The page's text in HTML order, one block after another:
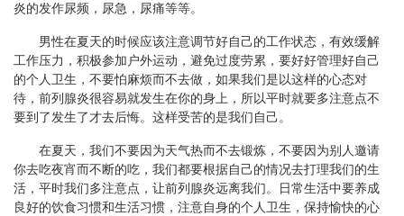
炎的发作尿频，尿急，尿痛等等。
男性在夏天的时候应该注意调节好自己的工作状态，有效缓解
工作压力，积极参加户外运动，避免过度劳累，要好好管理好自己
的个人卫生，不要怕麻烦而不去做，如果我们是以这样的心态对
待，前列腺炎很容易就发生在你的身上，所以平时就要多注意点不
要到了发生了才去后悔。这样受苦的是我们自己。
在夏天，我们不要因为天气热而不去锻炼，不要因为别人邀请
你去吃夜宵而不断的吃，我们都要根据自己的情况去打理我们的生
活，平时我们多注意点，让前列腺炎远离我们。日常生活中要养成
良好的饮食习惯和生活习惯，注意自身的个人卫生，保持愉快的心